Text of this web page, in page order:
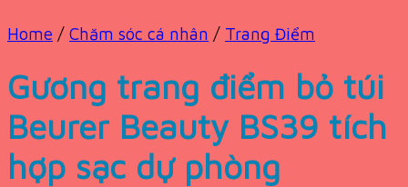
Home / Chăm sóc cá nhân / Trang Điểm
Gương trang điểm bỏ túi
Beurer Beauty BS39 tích
hợp sạc dự phòng